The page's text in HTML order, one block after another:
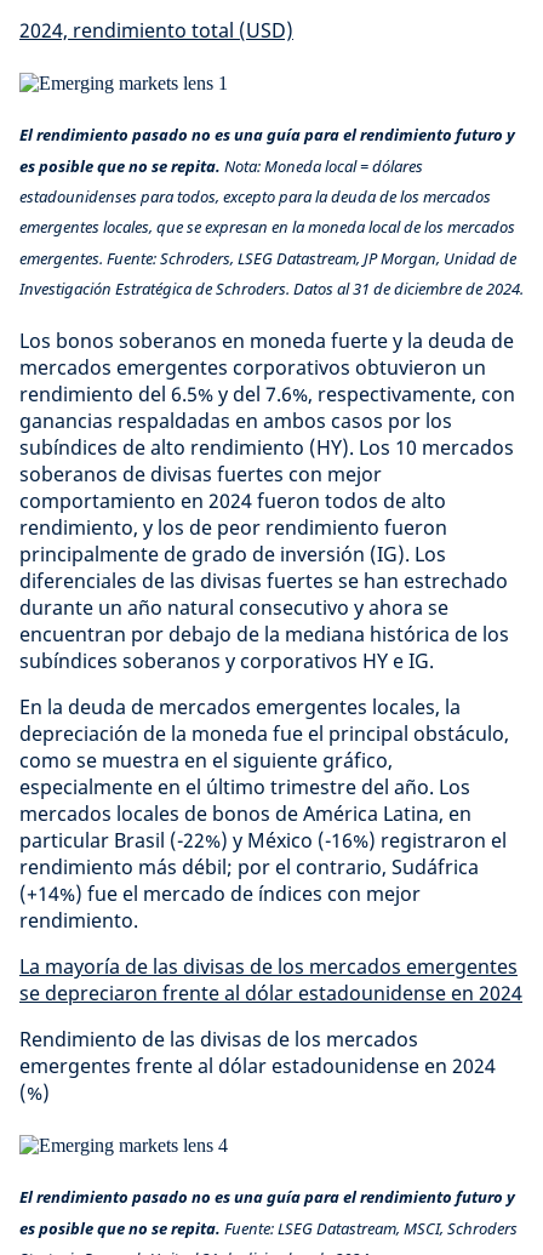
2024, rendimiento total (USD)
El rendimiento pasado no es una guía para el rendimiento futuro y
es posible que no se repita. Nota: Moneda local = dólares
estadounidenses para todos, excepto para la deuda de los mercados
emergentes locales, que se expresan en la moneda local de los mercados
emergentes. Fuente: Schroders, LSEG Datastream, JP Morgan, Unidad de
Investigación Estratégica de Schroders. Datos al 31 de diciembre de 2024.
Los bonos soberanos en moneda fuerte y la deuda de
mercados emergentes corporativos obtuvieron un
rendimiento del 6.5% y del 7.6%, respectivamente, con
ganancias respaldadas en ambos casos por los
subíndices de alto rendimiento (HY). Los 10 mercados
soberanos de divisas fuertes con mejor
comportamiento en 2024 fueron todos de alto
rendimiento, y los de peor rendimiento fueron
principalmente de grado de inversión (IG). Los
diferenciales de las divisas fuertes se han estrechado
durante un año natural consecutivo y ahora se
encuentran por debajo de la mediana histórica de los
subíndices soberanos y corporativos HY e IG.
En la deuda de mercados emergentes locales, la
depreciación de la moneda fue el principal obstáculo,
como se muestra en el siguiente gráfico,
especialmente en el último trimestre del año. Los
mercados locales de bonos de América Latina, en
particular Brasil (-22%) y México (-16%) registraron el
rendimiento más débil; por el contrario, Sudáfrica
(+14%) fue el mercado de índices con mejor
rendimiento.
La mayoría de las divisas de los mercados emergentes
se depreciaron frente al dólar estadounidense en 2024
Rendimiento de las divisas de los mercados
emergentes frente al dólar estadounidense en 2024
(%)
El rendimiento pasado no es una guía para el rendimiento futuro y
es posible que no se repita. Fuente: LSEG Datastream, MSCI, Schroders